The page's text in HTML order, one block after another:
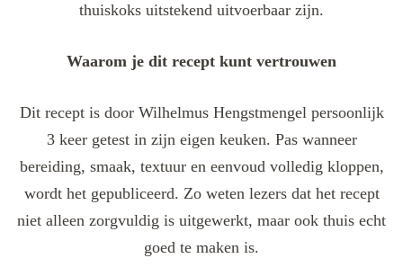
thuiskoks uitstekend uitvoerbaar zijn.
Waarom je dit recept kunt vertrouwen
Dit recept is door Wilhelmus Hengstmengel persoonlijk
3 keer getest in zijn eigen keuken. Pas wanneer
bereiding, smaak, textuur en eenvoud volledig kloppen,
wordt het gepubliceerd. Zo weten lezers dat het recept
niet alleen zorgvuldig is uitgewerkt, maar ook thuis echt
goed te maken is.